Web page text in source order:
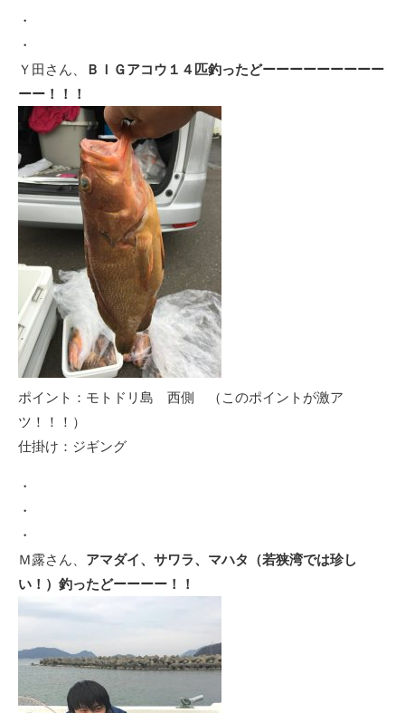
・
・
Ｙ田さん、
ＢＩＧアコウ１４匹釣ったどーーーーーーーーー
ーー！！！
ポイント：モトドリ島 西側 （このポイントが激ア
ツ！！！）
仕掛け：ジギング
・
・
・
Ｍ露さん、 アマダイ、サワラ、マハタ（若狭湾では珍し
い！）釣ったどーーーー！！